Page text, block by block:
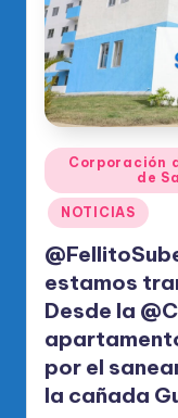
Publicado
en
Corporación
de
NOTICIAS
estamos
Desde la
por el
la cañada